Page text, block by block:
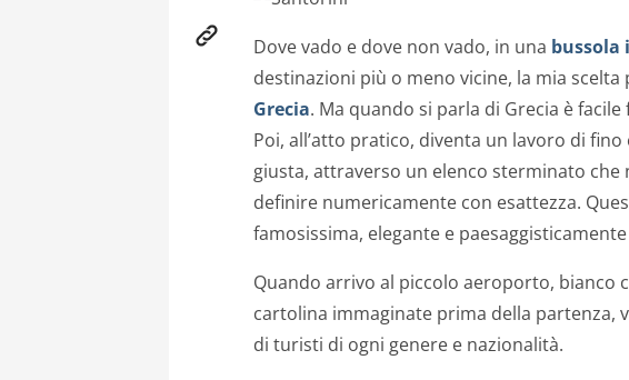
Dove vado e dove non vado, in una bussola
destinazioni più o meno vicine, la mia scelta
Grecia. Ma quando si parla di Grecia è
Poi, all’atto pratico, diventa un lavoro di fino
giusta, attraverso un elenco sterminato
definire numericamente con esattezza.
famosissima, elegante e
Quando arrivo al piccolo aeroporto, bianco
cartolina immaginate prima della partenza,
di turisti di ogni genere e nazionalità.